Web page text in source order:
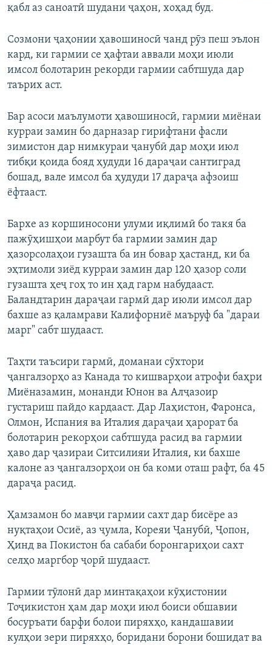
қабл аз саноатӣ шудани ҷаҳон, хоҳад буд.
Созмони ҷаҳонии ҳавошиносӣ чанд рӯз пеш эълон
кард, ки гармии се ҳафтаи аввали моҳи июли
имсол болотарин рекорди гармии сабтшуда дар
таърих аст.
Бар асоси маълумоти ҳавошиносӣ, гармии миёнаи
курраи замин бо дарназар гирифтани фасли
зимистон дар нимкураи ҷанубӣ дар моҳи июл
тибқи қоида бояд ҳудуди 16 дараҷаи сантиград
бошад, вале имсол ба ҳудуди 17 дараҷа афзоиш
ёфтааст.
Бархе аз коршиносони улуми иқлимӣ бо такя ба
пажӯҳишҳои марбут ба гармии замин дар
ҳазорсолаҳои гузашта ба ин бовар ҳастанд, ки ба
эҳтимоли зиёд курраи замин дар 120 ҳазор соли
гузашта ҳеҷ гоҳ то ин ҳад гарм набудааст.
Баландтарин дараҷаи гармӣ дар июли имсол дар
бахше аз қаламрави Калифорниё маъруф ба "дараи
марг" сабт шудааст.
Таҳти таъсири гармӣ, доманаи сӯхтори
ҷангалзорҳо аз Канада то кишварҳои атрофи баҳри
Миёназамин, монанди Юнон ва Алҷазоир
густариш пайдо кардааст. Дар Лаҳистон, Фаронса,
Олмон, Испания ва Италия дараҷаи ҳарорат ба
болотарин рекорҳои сабтшуда расид ва гармии
ҳаво дар ҷазираи Ситсилияи Италия, ки бахше
калоне аз ҷангалзорҳои он ба коми оташ рафт, ба 45
дараҷа расид.
Ҳамзамон бо мавҷи гармии сахт дар бисёре аз
нуқтаҳои Осиё, аз ҷумла, Кореяи Ҷанубӣ, Ҷопон,
Ҳинд ва Покистон ба сабаби боронгариҳои сахт
селҳо маргбор ҷорӣ шудааст.
Гармии тӯлонӣ дар минтақаҳои кӯҳистонии
Тоҷикистон ҳам дар моҳи июл боиси обшавии
босуръати барфи болои пиряхҳо, кандашавии
кулҳои зери пиряхҳо, боридани борони бошидат ва